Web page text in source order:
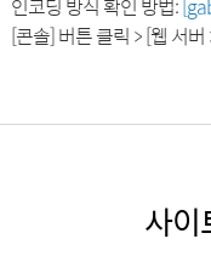
인코딩 방식 확인 방법:
[콘솔] 버튼 클릭 > [웹 서
사이